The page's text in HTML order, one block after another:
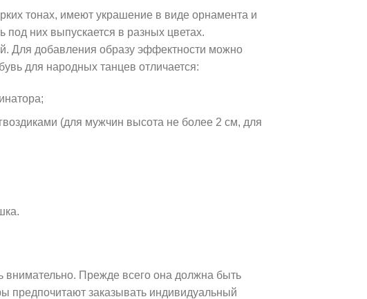
тонах, имеют украшение в виде орнамента и
под них выпускается в разных цветах.
Для добавления образу эффектности можно
для народных танцев отличается:
(для мужчин высота не более 2 см, для
внимательно. Прежде всего она должна быть
заказывать индивидуальный